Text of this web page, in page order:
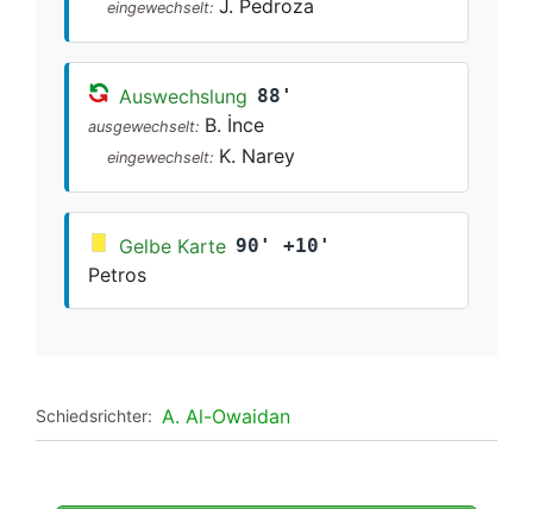
eingewechselt: J. Pedroza
Auswechslung 88'
ausgewechselt: B. İnce
eingewechselt: K. Narey
Gelbe Karte 90' +10'
Petros
Schiedsrichter: A. Al-Owaidan